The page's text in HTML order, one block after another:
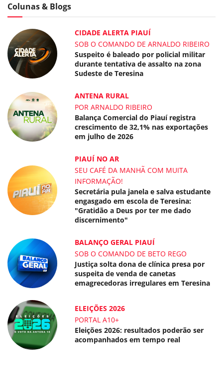
Colunas & Blogs
CIDADE ALERTA PIAUÍ
SOB O COMANDO DE ARNALDO RIBEIRO
Suspeito é baleado por policial militar
durante tentativa de assalto na zona
Sudeste de Teresina
ANTENA RURAL
POR ARNALDO RIBEIRO
Balança Comercial do Piauí registra
crescimento de 32,1% nas exportações
em julho de 2026
PIAUÍ NO AR
SEU CAFÉ DA MANHÃ COM MUITA
INFORMAÇÃO!
Secretária pula janela e salva estudante
engasgado em escola de Teresina:
"Gratidão a Deus por ter me dado
discernimento"
BALANÇO GERAL PIAUÍ
SOB O COMANDO DE BETO REGO
Justiça solta dona de clínica presa por
suspeita de venda de canetas
emagrecedoras irregulares em Teresina
ELEIÇÕES 2026
PORTAL A10+
Eleições 2026: resultados poderão ser
acompanhados em tempo real